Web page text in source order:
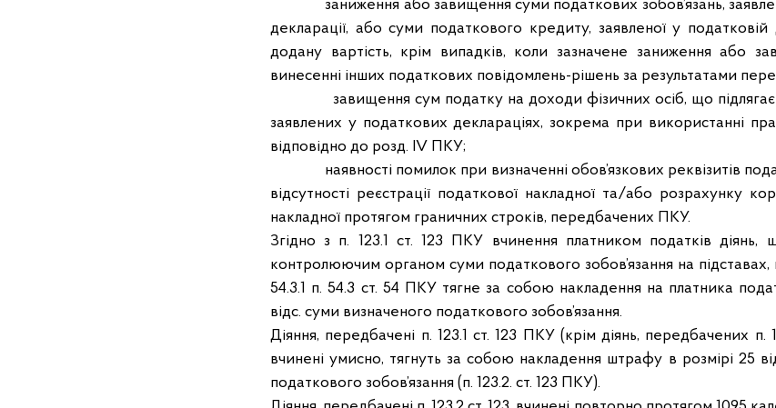
заниження або завищення суми податкових зобов’язань,
декларації, або суми податкового кредиту, заявленої у податковій
додану вартість, крім випадків, коли зазначене заниження або
винесенні інших податкових повідомлень-рішень за результатами
завищення сум податку на доходи фізичних осіб, що підлягає
заявлених у податкових деклараціях, зокрема при використанні
відповідно до розд. IV ПКУ;
наявності помилок при визначенні обов’язкових реквізитів
відсутності реєстрації податкової накладної та/або розрахунку
накладної протягом граничних строків, передбачених ПКУ.
Згідно з п. 123.1 ст. 123 ПКУ вчинення платником податків діянь,
контролюючим органом суми податкового зобов’язання на підставах,
54.3.1 п. 54.3 ст. 54 ПКУ тягне за собою накладення на платника
відс. суми визначеного податкового зобов’язання.
Діяння, передбачені п. 123.1 ст. 123 ПКУ (крім діянь, передбачених п.
вчинені умисно, тягнуть за собою накладення штрафу в розмірі 25
податкового зобов’язання (п. 123.2. ст. 123 ПКУ).